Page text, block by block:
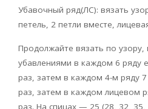
Убавочный ряд(ЛС): вязать
петель, 2 петли вместе,
Продолжайте вязать по узору,
убавлениями в каждом 6 ряду
раз, затем в каждом 4-м ряду
раз, затем в каждом лицевом
раз. На спицах — 25 (28, 32, 35,